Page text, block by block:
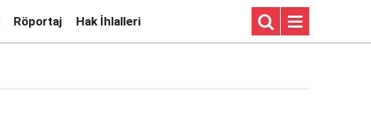
Röportaj Hak İhlalleri